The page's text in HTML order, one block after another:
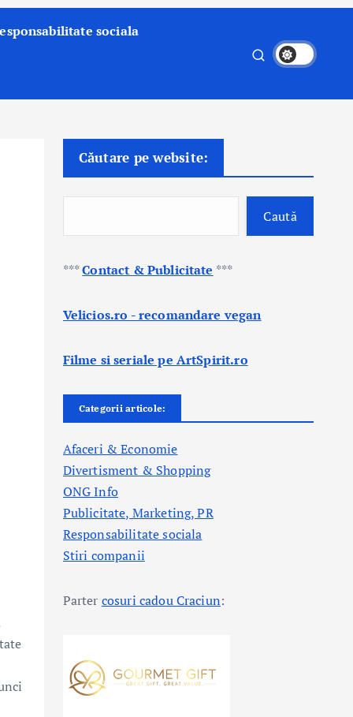
sociala
Căutare pe website:
Caută
***Contact & Publicitate ***
Velicios.ro - recomandare vegan
Filme si seriale pe ArtSpirit.ro
Categorii articole:
Afaceri & Economie
Divertisment & Shopping
ONG Info
Publicitate, Marketing, PR
Responsabilitate sociala
Stiri companii
Parter cosuri cadou Craciun: